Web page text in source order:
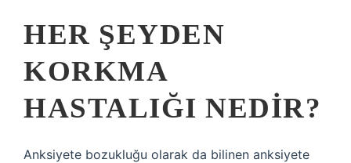
HER ŞEYDEN
KORKMA
HASTALIĞI NEDIR?
Anksiyete bozukluğu olarak da bilinen anksiyete